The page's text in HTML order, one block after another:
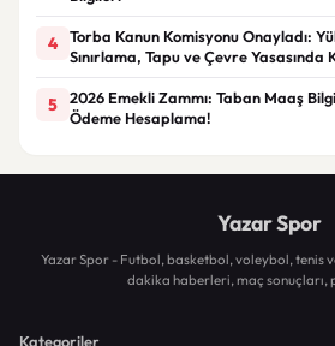
4
Torba Kanun Komisyonu Onayladı:
Sınırlama, Tapu ve Çevre
5
2026 Emekli Zammı: Taban Maaş
Ödeme Hesaplama!
Yazar Spor
Yazar Spor - Futbol, basketbol, voleybol, tenis
dakika haberleri, maç sonuçları,
Kategoriler